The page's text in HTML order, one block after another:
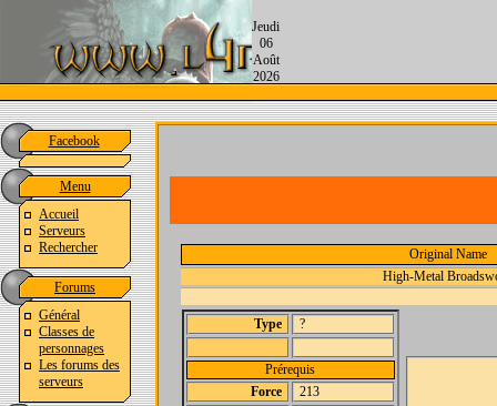
Jeudi
06
Août
2026
Facebook
Menu
Accueil
Serveurs
Rechercher
Forums
Général
Classes de
personnages
Les forums des
serveurs
Original Name
High-Metal
Type ?
Prérequis
Force
213